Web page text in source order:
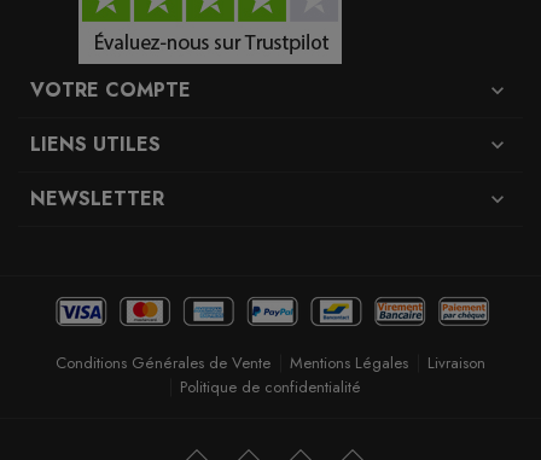
VOTRE COMPTE expand_more
LIENS UTILES expand_more
NEWSLETTER expand_more
Conditions Générales de Vente Mentions Légales
Livraison
Politique de confidentialité